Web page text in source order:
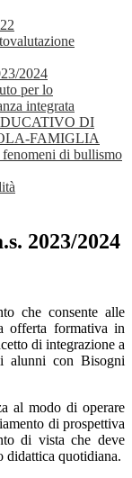
2024
per lo
integrata
DI
FAMIGLIA
di bullismo
2023/2024
che consente alle
offerta formativa in
di integrazione a
con Bisogni
al modo di operare
di prospettiva
di vista che deve
didattica quotidiana.